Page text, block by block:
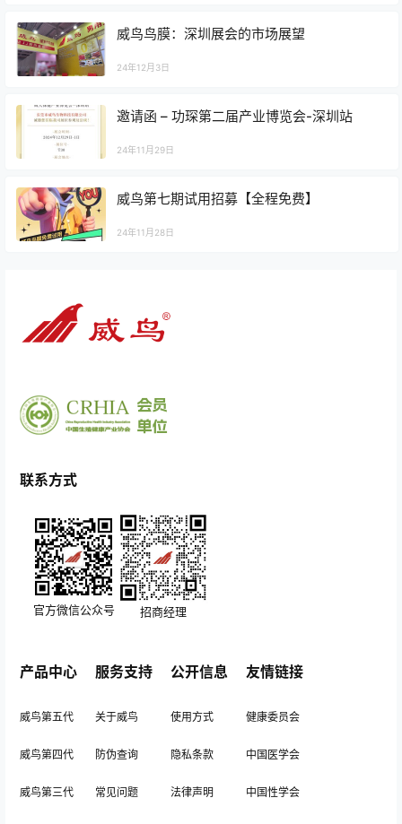
威鸟鸟膜：深圳展会的市场展望
24年12月3日
邀请函 – 功琛第二届产业博览会-深圳站
24年11月29日
威鸟第七期试用招募【全程免费】
24年11月28日
联系方式
官方微信公众号 招商经理
产品中心
威鸟第五代
威鸟第四代
威鸟第三代
服务支持
关于威鸟
防伪查询
常见问题
公开信息
使用方式
隐私条款
法律声明
友情链接
健康委员会
中国医学会
中国性学会